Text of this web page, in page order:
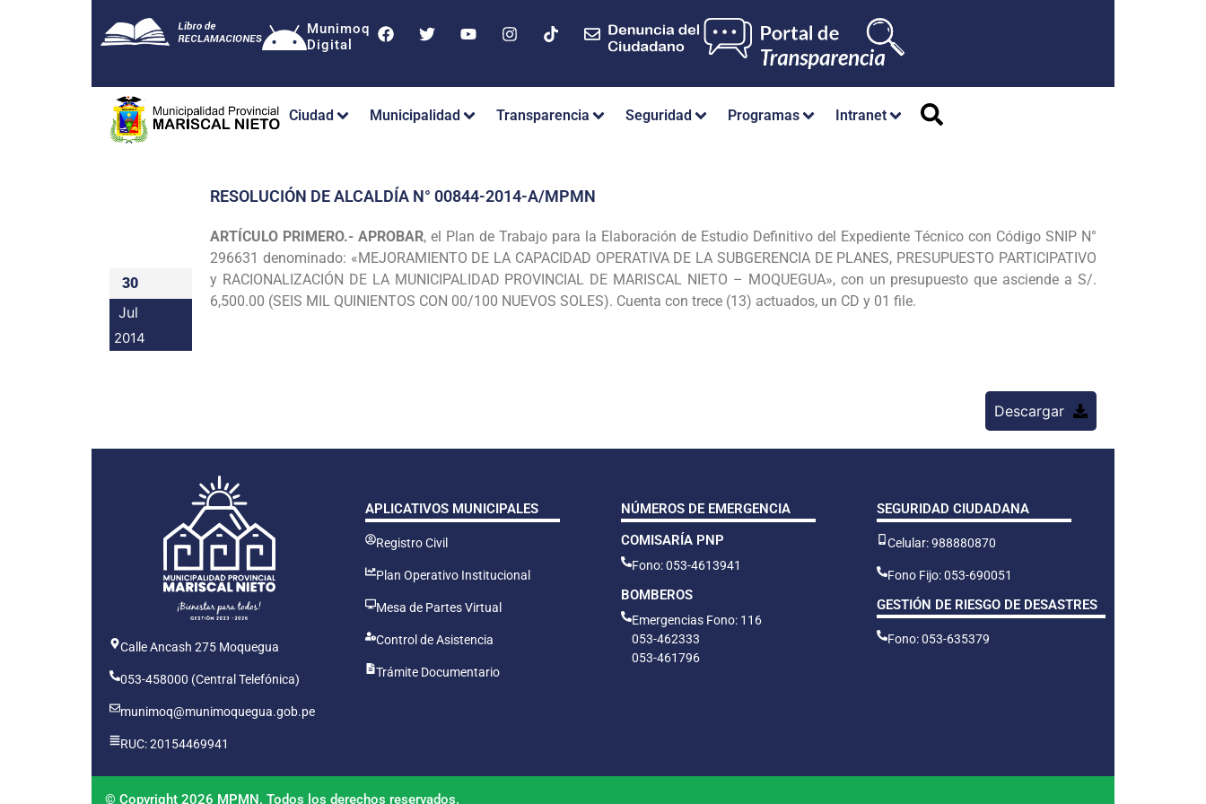
Munimoq
Digital
Ciudad Municipalidad Transparencia Seguridad Programas Intranet
30
Jul
2014
RESOLUCIÓN DE ALCALDÍA N° 00844-2014-A/MPMN
ARTÍCULO PRIMERO.- APROBAR, el Plan de Trabajo para la Elaboración de Estudio Definitivo del Expediente Técnico con Código SNIP N°
296631 denominado: «MEJORAMIENTO DE LA CAPACIDAD OPERATIVA DE LA SUBGERENCIA DE PLANES, PRESUPUESTO PARTICIPATIVO
y RACIONALIZACIÓN DE LA MUNICIPALIDAD PROVINCIAL DE MARISCAL NIETO – MOQUEGUA», con un presupuesto que asciende a S/.
6,500.00 (SEIS MIL QUINIENTOS CON 00/100 NUEVOS SOLES). Cuenta con trece (13) actuados, un CD y 01 file.
Descargar
Calle Ancash 275 Moquegua
053-458000 (Central Telefónica)
munimoq@munimoquegua.gob.pe
RUC: 20154469941
APLICATIVOS MUNICIPALES
Registro Civil
Plan Operativo Institucional
Mesa de Partes Virtual
Control de Asistencia
Trámite Documentario
NÚMEROS DE EMERGENCIA
COMISARÍA PNP
Fono: 053-4613941
BOMBEROS
Emergencias Fono: 116
053-462333
053-461796
SEGURIDAD CIUDADANA
Celular: 988880870
Fono Fijo: 053-690051
GESTIÓN DE RIESGO DE DESASTRES
Fono: 053-635379
© Copyright 2026 MPMN. Todos los derechos reservados.